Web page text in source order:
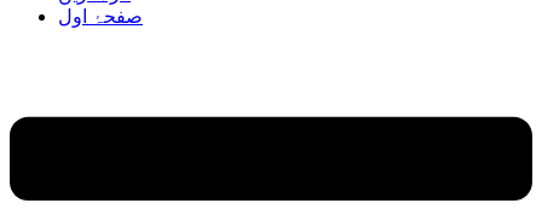
صفحۂ اول